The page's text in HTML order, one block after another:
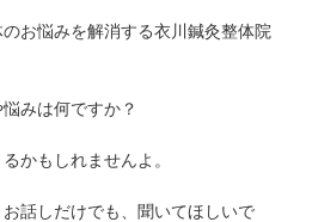
お悩みを解消する衣川鍼灸整体院
みは何ですか？
かもしれませんよ。
話しだけでも、聞いてほしいで